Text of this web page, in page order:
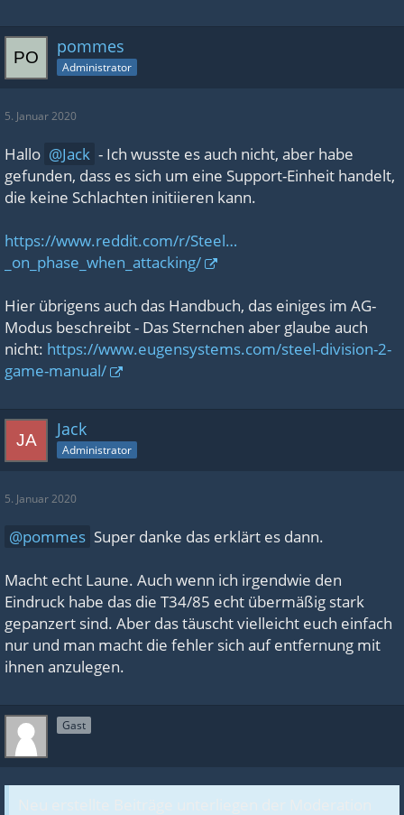
pommes
Administrator
5. Januar 2020
Hallo Jack - Ich wusste es auch nicht, aber habe
gefunden, dass es sich um eine Support-Einheit handelt,
die keine Schlachten initiieren kann.
https://www.reddit.com/r/Steel…
_on_phase_when_attacking/
Hier übrigens auch das Handbuch, das einiges im AG-
Modus beschreibt - Das Sternchen aber glaube auch
nicht: https://www.eugensystems.com/steel-division-2-
game-manual/
Jack
Administrator
5. Januar 2020
pommes Super danke das erklärt es dann.
Macht echt Laune. Auch wenn ich irgendwie den
Eindruck habe das die T34/85 echt übermäßig stark
gepanzert sind. Aber das täuscht vielleicht euch einfach
nur und man macht die fehler sich auf entfernung mit
ihnen anzulegen.
Gast